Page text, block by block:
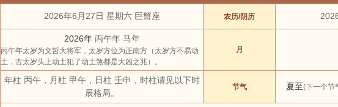
虎 兔
2026年6月27日 星期六 巨蟹座 农历/阴历
2026年丙午年 马年
丙午年太岁为文哲大将军，太岁方位为正南方（太岁方不易动
土，古太岁头上动土犯了动土煞都是大凶之兆）。
月
年柱 丙午，月柱 甲午，日柱 壬申，时柱请见以下时
辰格局。
节气 夏至(下一个节